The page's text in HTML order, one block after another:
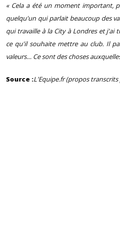
« Cela a été un moment important,
quelqu'un qui parlait beaucoup des
qui travaille à la City à Londres et j'ai
ce qu'il souhaite mettre au club. Il
valeurs… Ce sont des choses
Source :L'Equipe.fr (propos